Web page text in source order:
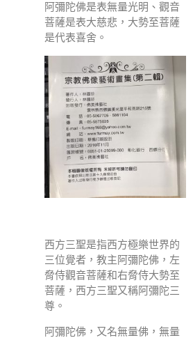
阿彌陀佛是表無量光明、觀音
菩薩是表大慈悲，大勢至菩薩
是代表喜舍。
西方三聖是指西方極樂世界的
三位覺者，教主阿彌陀佛，左
脅侍觀音菩薩和右脅侍大勢至
菩薩，西方三聖又稱阿彌陀三
尊。
阿彌陀佛，又名無量佛，無量